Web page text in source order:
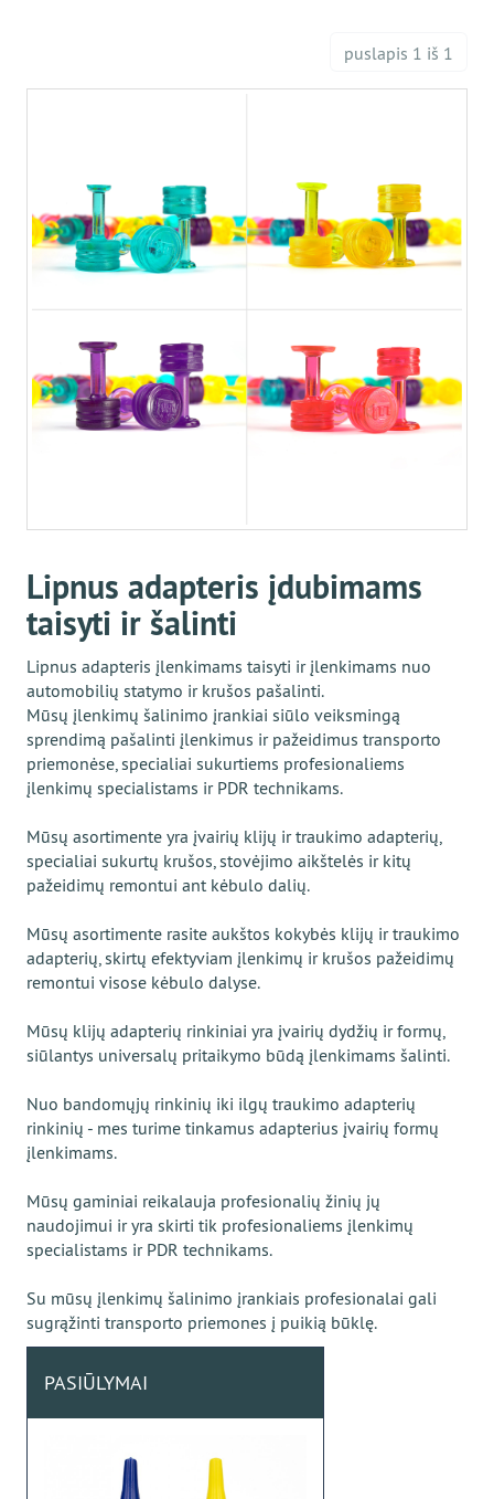
puslapis 1 iš 1
Lipnus adapteris įdubimams
taisyti ir šalinti
Lipnus adapteris įlenkimams taisyti ir įlenkimams nuo
automobilių statymo ir krušos pašalinti.
Mūsų įlenkimų šalinimo įrankiai siūlo veiksmingą
sprendimą pašalinti įlenkimus ir pažeidimus transporto
priemonėse, specialiai sukurtiems profesionaliems
įlenkimų specialistams ir PDR technikams.
Mūsų asortimente yra įvairių klijų ir traukimo adapterių,
specialiai sukurtų krušos, stovėjimo aikštelės ir kitų
pažeidimų remontui ant kėbulo dalių.
Mūsų asortimente rasite aukštos kokybės klijų ir traukimo
adapterių, skirtų efektyviam įlenkimų ir krušos pažeidimų
remontui visose kėbulo dalyse.
Mūsų klijų adapterių rinkiniai yra įvairių dydžių ir formų,
siūlantys universalų pritaikymo būdą įlenkimams šalinti.
Nuo bandomųjų rinkinių iki ilgų traukimo adapterių
rinkinių - mes turime tinkamus adapterius įvairių formų
įlenkimams.
Mūsų gaminiai reikalauja profesionalių žinių jų
naudojimui ir yra skirti tik profesionaliems įlenkimų
specialistams ir PDR technikams.
Su mūsų įlenkimų šalinimo įrankiais profesionalai gali
sugrąžinti transporto priemones į puikią būklę.
PASIŪLYMAI